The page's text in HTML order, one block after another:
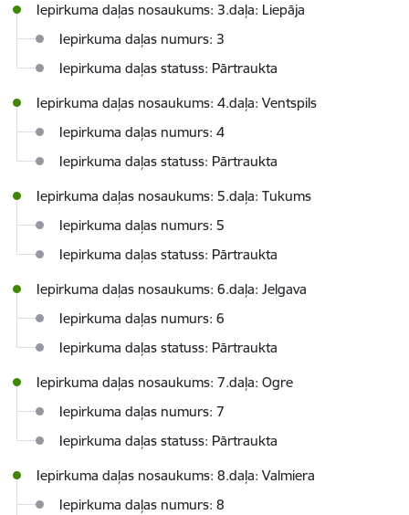
Iepirkuma daļas nosaukums: 3.daļa: Liepāja
Iepirkuma daļas numurs: 3
Iepirkuma daļas statuss: Pārtraukta
Iepirkuma daļas nosaukums: 4.daļa: Ventspils
Iepirkuma daļas numurs: 4
Iepirkuma daļas statuss: Pārtraukta
Iepirkuma daļas nosaukums: 5.daļa: Tukums
Iepirkuma daļas numurs: 5
Iepirkuma daļas statuss: Pārtraukta
Iepirkuma daļas nosaukums: 6.daļa: Jelgava
Iepirkuma daļas numurs: 6
Iepirkuma daļas statuss: Pārtraukta
Iepirkuma daļas nosaukums: 7.daļa: Ogre
Iepirkuma daļas numurs: 7
Iepirkuma daļas statuss: Pārtraukta
Iepirkuma daļas nosaukums: 8.daļa: Valmiera
Iepirkuma daļas numurs: 8